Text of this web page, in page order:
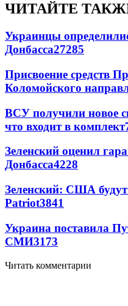
ЧИТАЙТЕ
Украинцы
Донбасса27285
Присвоение средств
Коломойского
ВСУ получили новое
что входит в комплект
Зеленский оценил
Донбасса4228
Зеленский: США
Patriot3841
Украина поставила
СМИ3173
Читать комментарии